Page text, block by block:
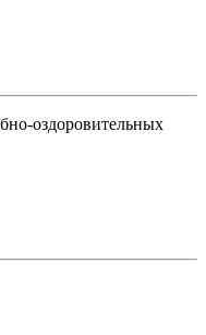
оздоровительных